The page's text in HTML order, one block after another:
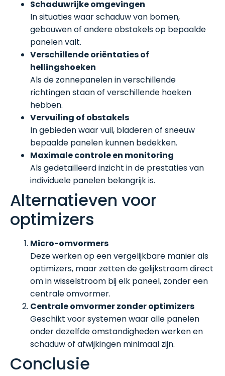
Schaduwrijke omgevingen
In situaties waar schaduw van bomen,
gebouwen of andere obstakels op bepaalde
panelen valt.
Verschillende oriëntaties of
hellingshoeken
Als de zonnepanelen in verschillende
richtingen staan of verschillende hoeken
hebben.
Vervuiling of obstakels
In gebieden waar vuil, bladeren of sneeuw
bepaalde panelen kunnen bedekken.
Maximale controle en monitoring
Als gedetailleerd inzicht in de prestaties van
individuele panelen belangrijk is.
Alternatieven voor
optimizers
Micro-omvormers
Deze werken op een vergelijkbare manier als
optimizers, maar zetten de gelijkstroom direct
om in wisselstroom bij elk paneel, zonder een
centrale omvormer.
Centrale omvormer zonder optimizers
Geschikt voor systemen waar alle panelen
onder dezelfde omstandigheden werken en
schaduw of afwijkingen minimaal zijn.
Conclusie